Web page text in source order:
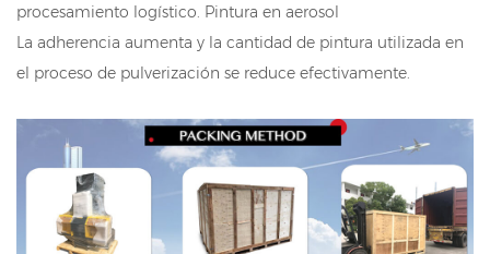
procesamiento logístico. Pintura en aerosol
La adherencia aumenta y la cantidad de pintura utilizada en
el proceso de pulverización se reduce efectivamente.